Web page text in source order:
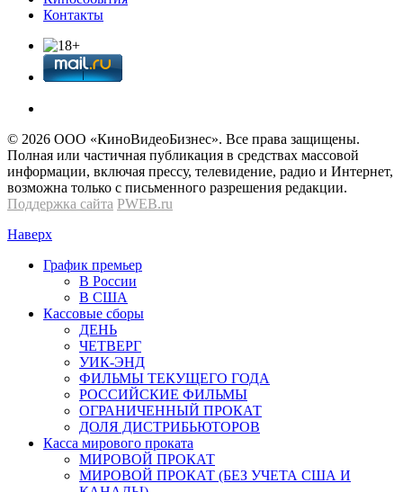
Контакты
© 2026 OOО «КиноВидеоБизнес». Все права защищены.
Полная или частичная публикация в средствах массовой
информации, включая прессу, телевидение, радио и Интернет,
возможна только с письменного разрешения редакции.
Поддержка сайта PWEB.ru
Наверх
График премьер
В России
В США
Кассовые сборы
ДЕНЬ
ЧЕТВЕРГ
УИК-ЭНД
ФИЛЬМЫ ТЕКУЩЕГО ГОДА
РОССИЙСКИЕ ФИЛЬМЫ
ОГРАНИЧЕННЫЙ ПРОКАТ
ДОЛЯ ДИСТРИБЬЮТОРОВ
Касса мирового проката
МИРОВОЙ ПРОКАТ
МИРОВОЙ ПРОКАТ (БЕЗ УЧЕТА США И